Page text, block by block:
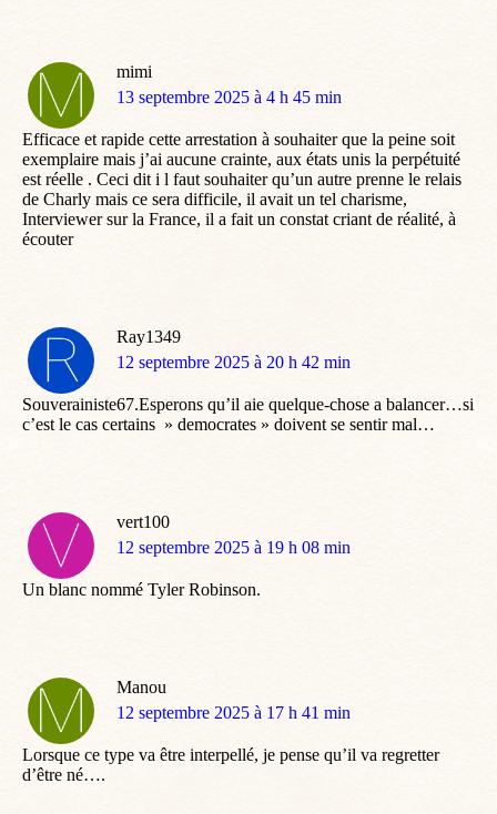
mimi
dit
13 septembre 2025 à 4 h 45 min
Efficace et rapide cette arrestation à souhaiter que la peine soit
exemplaire mais j’ai aucune crainte, aux états unis la perpétuité
est réelle . Ceci dit i l faut souhaiter qu’un autre prenne le relais
de Charly mais ce sera difficile, il avait un tel charisme,
Interviewer sur la France, il a fait un constat criant de réalité, à
écouter
Ray1349
dit
12 septembre 2025 à 20 h 42 min
Souverainiste67.Esperons qu’il aie quelque-chose a balancer…si
c’est le cas certains » democrates » doivent se sentir mal…
vert100
dit
12 septembre 2025 à 19 h 08 min
Un blanc nommé Tyler Robinson.
Manou
dit
12 septembre 2025 à 17 h 41 min
Lorsque ce type va être interpellé, je pense qu’il va regretter
d’être né….